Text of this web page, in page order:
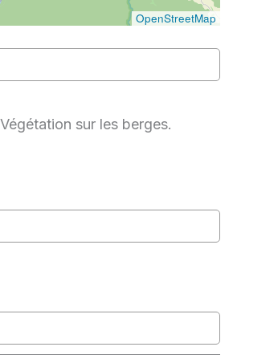
OpenStreetMap
sur les berges.